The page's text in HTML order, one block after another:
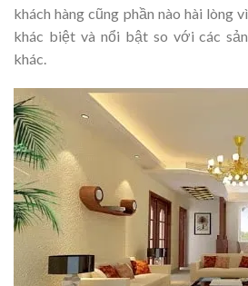
khách hàng cũng phần nào hài lòng
khác biệt và nổi bật so với các
khác.